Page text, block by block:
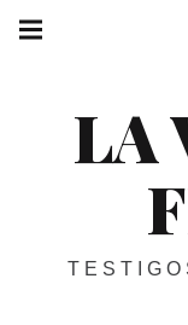
Skip
LA
navigation